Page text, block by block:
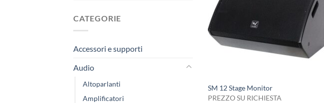
CATEGORIE
Accessori e supporti
Audio
Altoparlanti
Amplificatori
SM 12 Stage Monitor
PREZZO SU RICHIESTA